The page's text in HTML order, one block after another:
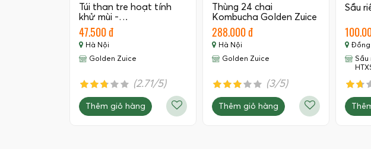
Túi than tre hoạt tính
khử mùi -…
47.500 đ
Hà Nội
Golden Zuice
(2.71/5)
Thêm giỏ hàng
Thùng 24 chai
Kombucha Golden Zuice
350 ML
288.000 đ
Hà Nội
Golden Zuice
(3/5)
Thêm giỏ hàng
Sầu
Đồng
Sầu